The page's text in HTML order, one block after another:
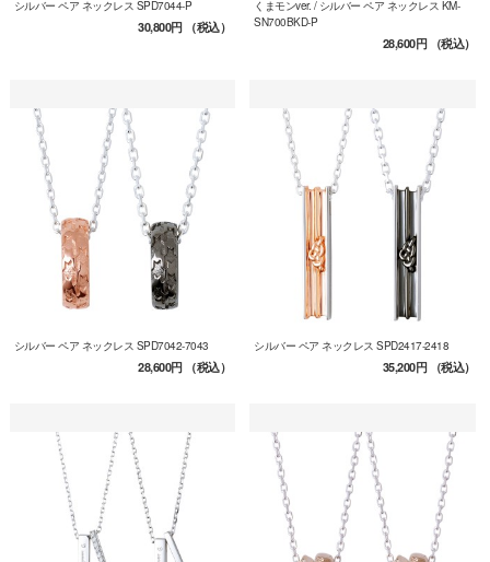
シルバー ペア ネックレス SPD7044-P
30,800円（税込）
くまモンver. / シルバー ペア ネックレス KM-
SN700BKD-P
28,600円（税込）
シルバー ペア ネックレス SPD7042-7043
28,600円（税込）
シルバー ペア ネックレス SPD2417-2418
35,200円（税込）